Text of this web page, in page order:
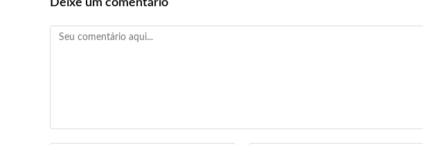
Deixe um comentário